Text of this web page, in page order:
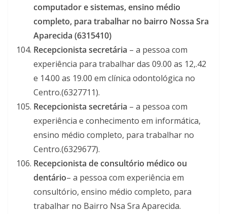
computador e sistemas, ensino médio
completo, para trabalhar no bairro Nossa Sra
Aparecida (6315410)
Recepcionista secretária – a pessoa com
experiência para trabalhar das 09.00 as 12,.42
e 14.00 as 19.00 em clínica odontológica no
Centro.(6327711).
Recepcionista secretária – a pessoa com
experiência e conhecimento em informática,
ensino médio completo, para trabalhar no
Centro.(6329677).
Recepcionista de consultório médico ou
dentário– a pessoa com experiência em
consultório, ensino médio completo, para
trabalhar no Bairro Nsa Sra Aparecida.